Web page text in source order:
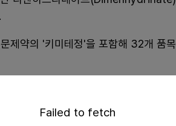
제약의 '키미테정'을 포함해 32개 품목
다른 멀미약으로까지 불순물 이슈가
Failed to fetch